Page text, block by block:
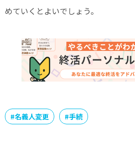
めていくとよいでしょう。
#名義人変更 #手続